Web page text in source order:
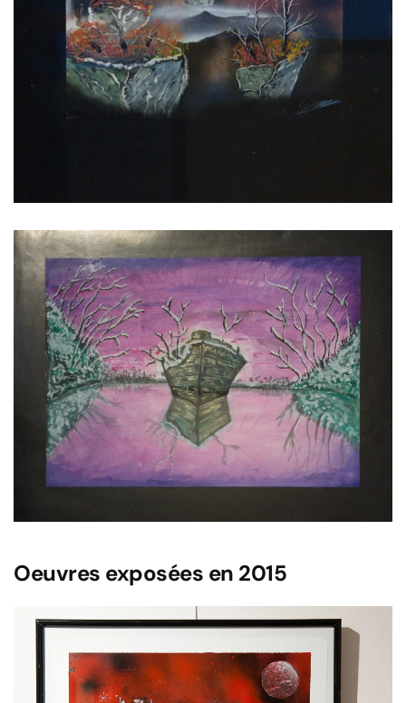
Voir l'image
Oeuvres exposées en 2015